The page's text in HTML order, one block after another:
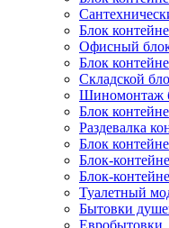
Блок
Офисный
Блок
Складской
Шиномонтаж
Блок
Раздевалка
Блок
Блок-
Блок-
Туалетный
Бытовки
Евробытовки